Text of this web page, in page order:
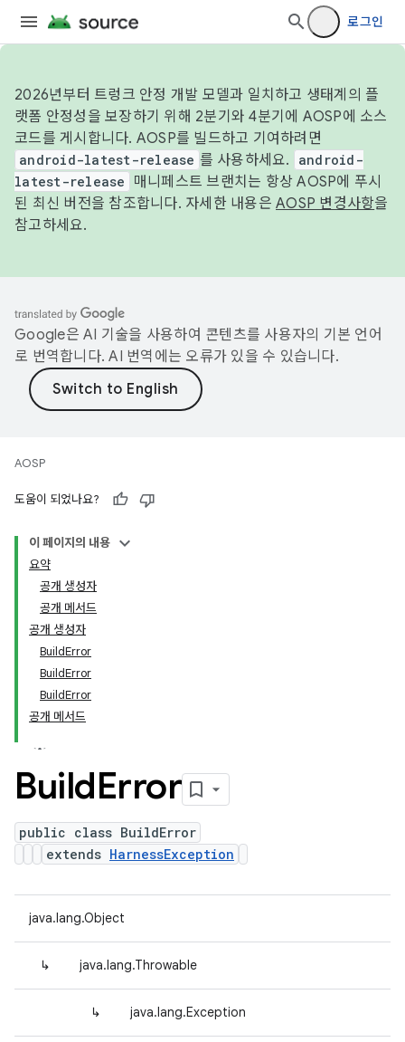
로그인
2026년부터 트렁크 안정 개발 모델과 일치하고 생태계의 플
랫폼 안정성을 보장하기 위해 2분기와 4분기에 AOSP에 소스
코드를 게시합니다. AOSP를 빌드하고 기여하려면
android-latest-release 를 사용하세요.
android-
latest-release
매니페스트 브랜치는 항상 AOSP에 푸시
된 최신 버전을 참조합니다. 자세한 내용은 AOSP 변경사항을
참고하세요.
Google은 AI 기술을 사용하여 콘텐츠를 사용자의 기본 언어
로 번역합니다. AI 번역에는 오류가 있을 수 있습니다.
AOSP
도움이 되었나요?
이 페이지의 내용
요약
공개 생성자
공개 메서드
공개 생성자
BuildError
BuildError
BuildError
공개 메서드
BuildError
public class BuildError
extends HarnessException
java.lang.Object
↳ java.lang.Throwable
↳ java.lang.Exception